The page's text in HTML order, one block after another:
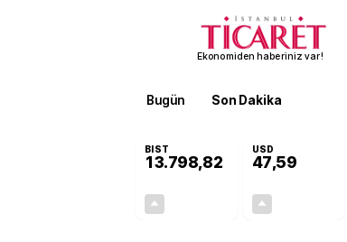
Ekonomiden haberiniz var!
Bugün Son Dakika
BIST
13.798,82
USD
47,59